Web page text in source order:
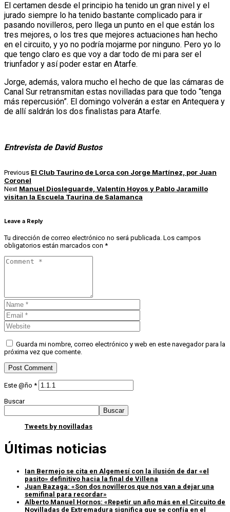
El certamen desde el principio ha tenido un gran nivel y el
jurado siempre lo ha tenido bastante complicado para ir
pasando novilleros, pero llega un punto en el que están los
tres mejores, o los tres que mejores actuaciones han hecho
en el circuito, y yo no podría mojarme por ninguno. Pero yo lo
que tengo claro es que voy a dar todo de mi para ser el
triunfador y así poder estar en Atarfe.
Jorge, además, valora mucho el hecho de que las cámaras de
Canal Sur retransmitan estas novilladas para que todo “tenga
más repercusión”. El domingo volverán a estar en Antequera y
de allí saldrán los dos finalistas para Atarfe.
Entrevista de David Bustos
Previous El Club Taurino de Lorca con Jorge Martínez, por Juan
Coronel
Next Manuel Diosleguarde, Valentín Hoyos y Pablo Jaramillo
visitan la Escuela Taurina de Salamanca
Leave a Reply
Tu dirección de correo electrónico no será publicada. Los campos
obligatorios están marcados con *
Guarda mi nombre, correo electrónico y web en este navegador para la
próxima vez que comente.
Este @ño *
Buscar
Buscar
Tweets by novilladas
Últimas noticias
Ian Bermejo se cita en Algemesí con la ilusión de dar «el
pasito» definitivo hacia la final de Villena
Juan Bazaga: «Son dos novilleros que nos van a dejar una
semifinal para recordar»
Alberto Manuel Hornos: «Repetir un año más en el Circuito de
Novilladas de Extremadura significa que se confía en el